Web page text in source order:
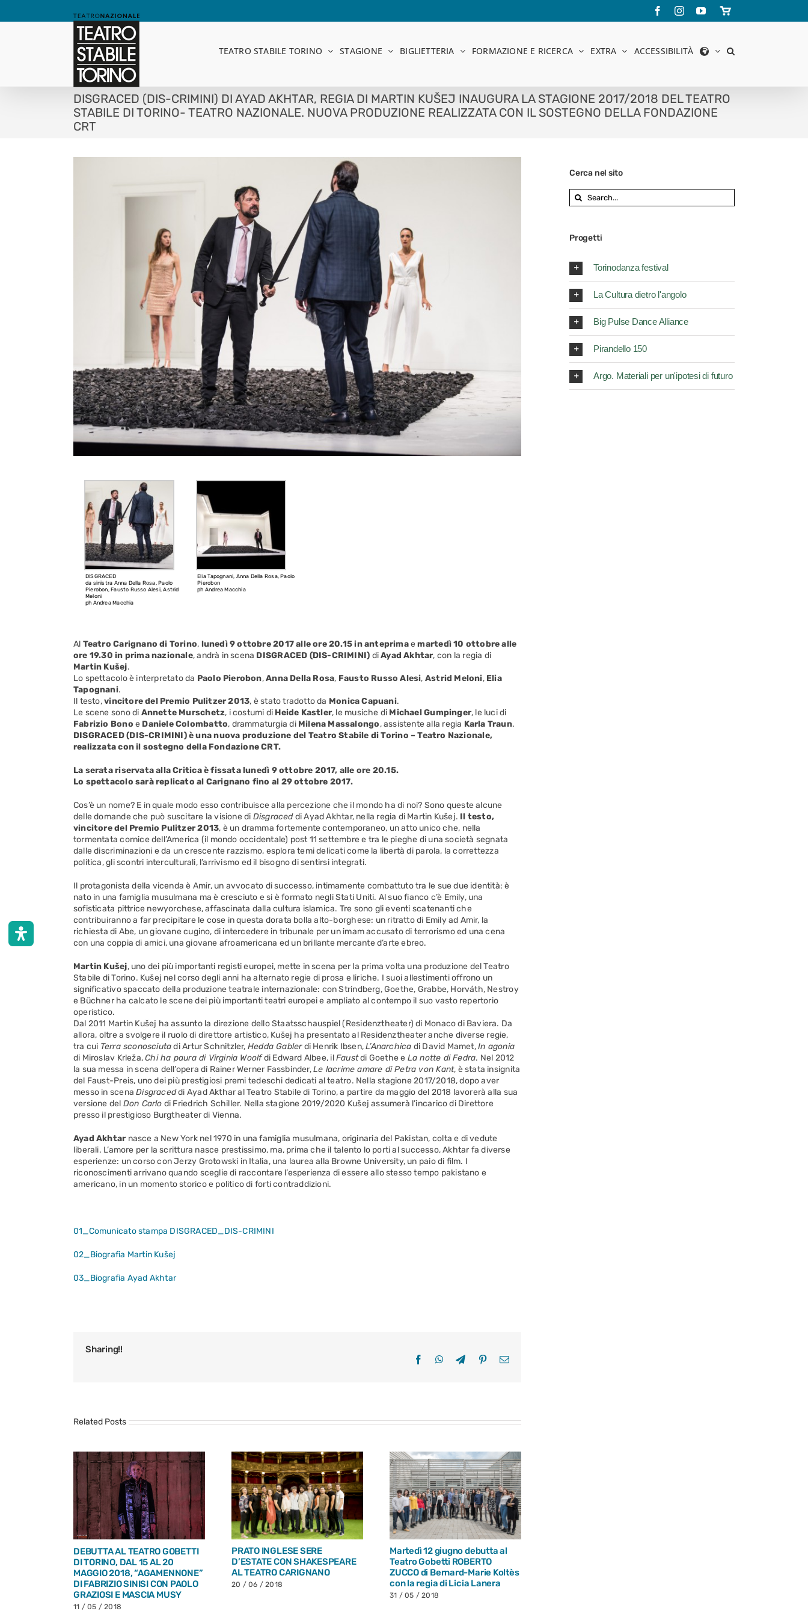
FacebookInstagramYouTube
Store
online
TEATRO STABILE TORINO STAGIONE BIGLIETTERIA FORMAZIONE E RICERCA EXTRA ACCESSIBILITÀ
DISGRACED (DIS-CRIMINI) DI AYAD AKHTAR, REGIA DI MARTIN KUŠEJ INAUGURA LA STAGIONE 2017/2018 DEL TEATRO
STABILE DI TORINO- TEATRO NAZIONALE. NUOVA PRODUZIONE REALIZZATA CON IL SOSTEGNO DELLA FONDAZIONE
CRT
DISGRACED
da sinistra Anna Della Rosa, Paolo
Pierobon, Fausto Russo Alesi, Astrid
Meloni
ph Andrea Macchia
Elia Tapognani, Anna Della Rosa, Paolo
Pierobon
ph Andrea Macchia
Al Teatro Carignano di Torino, lunedì 9 ottobre 2017 alle ore 20.15 in anteprimaemartedì 10 ottobre alle
ore 19.30 in prima nazionale, andrà in scena DISGRACED (DIS-CRIMINI) diAyad Akhtar, con la regia di
Martin Kušej.
Lo spettacolo è interpretato da Paolo Pierobon,Anna Della Rosa, Fausto Russo Alesi, Astrid Meloni, Elia
Tapognani.
Il testo,vincitore del Premio Pulitzer 2013, è stato tradotto da Monica Capuani.
Le scene sono di Annette Murschetz, i costumi di Heide Kastler, le musiche di Michael Gumpinger, le luci di
Fabrizio Bono e Daniele Colombatto, drammaturgia di Milena Massalongo, assistente alla regia Karla Traun.
DISGRACED (DIS-CRIMINI) è una nuova produzione del Teatro Stabile di Torino – Teatro Nazionale,
realizzata con il sostegno della Fondazione CRT.
La serata riservata alla Critica è fissata lunedì 9 ottobre 2017, alle ore 20.15.
Lo spettacolo sarà replicato al Carignano fino al 29 ottobre 2017.
Cos’è un nome? E in quale modo esso contribuisce alla percezione che il mondo ha di noi? Sono queste alcune
delle domande che può suscitare la visione di Disgraceddi Ayad Akhtar, nella regia di Martin Kušej. Il testo,
vincitore del Premio Pulitzer 2013, è un dramma fortemente contemporaneo, un atto unico che, nella
tormentata cornice dell’America (il mondo occidentale) post 11 settembre e tra le pieghe di una società segnata
dalle discriminazioni e da un crescente razzismo, esplora temi delicati come la libertà di parola, la correttezza
politica, gli scontri interculturali, l’arrivismo ed il bisogno di sentirsi integrati.
Il protagonista della vicenda è Amir, un avvocato di successo, intimamente combattuto tra le sue due identità: è
nato in una famiglia musulmana ma è cresciuto e si è formato negli Stati Uniti. Al suo fianco c’è Emily, una
sofisticata pittrice newyorchese, affascinata dalla cultura islamica. Tre sono gli eventi scatenanti che
contribuiranno a far precipitare le cose in questa dorata bolla alto-borghese: un ritratto di Emily ad Amir, la
richiesta di Abe, un giovane cugino, di intercedere in tribunale per un imam accusato di terrorismo ed una cena
con una coppia di amici, una giovane afroamericana ed un brillante mercante d’arte ebreo.
Martin Kušej, uno dei più importanti registi europei, mette in scena per la prima volta una produzione del Teatro
Stabile di Torino. Kušej nel corso degli anni ha alternato regie di prosa e liriche. I suoi allestimenti offrono un
significativo spaccato della produzione teatrale internazionale: con Strindberg, Goethe, Grabbe, Horváth, Nestroy
e Büchner ha calcato le scene dei più importanti teatri europei e ampliato al contempo il suo vasto repertorio
operistico.
Dal 2011 Martin Kušej ha assunto la direzione dello Staatsschauspiel (Residenztheater) di Monaco di Baviera. Da
allora, oltre a svolgere il ruolo di direttore artistico, Kušej ha presentato al Residenztheater anche diverse regie,
tra cui Terra sconosciutadi Artur Schnitzler, Hedda Gablerdi Henrik Ibsen,L’Anarchica di David Mamet,In agonia
di Miroslav Krleža,Chi ha paura di Virginia Woolfdi Edward Albee, ilFaustdi Goethe e La notte di Fedra. Nel 2012
la sua messa in scena dell’opera di Rainer Werner Fassbinder,Le lacrime amare di Petra von Kant, è stata insignita
del Faust-Preis, uno dei più prestigiosi premi tedeschi dedicati al teatro. Nella stagione 2017/2018, dopo aver
messo in scenaDisgraceddi Ayad Akthar al Teatro Stabile di Torino, a partire da maggio del 2018 lavorerà alla sua
versione del Don Carlo di Friedrich Schiller. Nella stagione 2019/2020 Kušej assumerà l’incarico di Direttore
presso il prestigioso Burgtheater di Vienna.
Ayad Akhtarnasce a New York nel 1970 in una famiglia musulmana, originaria del Pakistan, colta e di vedute
liberali. L’amore per la scrittura nasce prestissimo, ma, prima che il talento lo porti al successo, Akhtar fa diverse
esperienze: un corso con Jerzy Grotowski in Italia, una laurea alla Browne University, un paio di film. I
riconoscimenti arrivano quando sceglie di raccontare l’esperienza di essere allo stesso tempo pakistano e
americano, in un momento storico e politico di forti contraddizioni.
01_Comunicato stampa DISGRACED_DIS-CRIMINI
02_Biografia Martin Kušej
03_Biografia Ayad Akhtar
Sharing!!
FacebookWhatsApp
TelegramPinterestEmail
Related Posts
DEBUTTA AL TEATRO GOBETTI
DI TORINO, DAL 15 AL 20
MAGGIO 2018, “AGAMENNONE”
DI FABRIZIO SINISI CON PAOLO
GRAZIOSI E MASCIA MUSY
11 / 05 / 2018
PRATO INGLESE SERE
D’ESTATE CON SHAKESPEARE
AL TEATRO CARIGNANO
20 / 06 / 2018
Martedì 12 giugno debutta al
Teatro Gobetti ROBERTO
ZUCCO di Bernard-Marie Koltès
con la regia di Licia Lanera
31 / 05 / 2018
Cerca nel sito
Search
for:
Progetti
Torinodanza festival
La Cultura dietro l'angolo
Big Pulse Dance Alliance
Pirandello 150
Argo. Materiali per un'ipotesi di futuro